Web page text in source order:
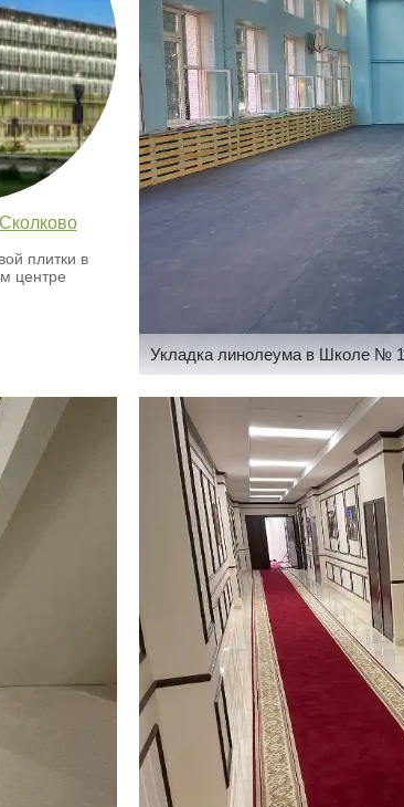
плитки в
центре
Укладка линолеума в Школе №